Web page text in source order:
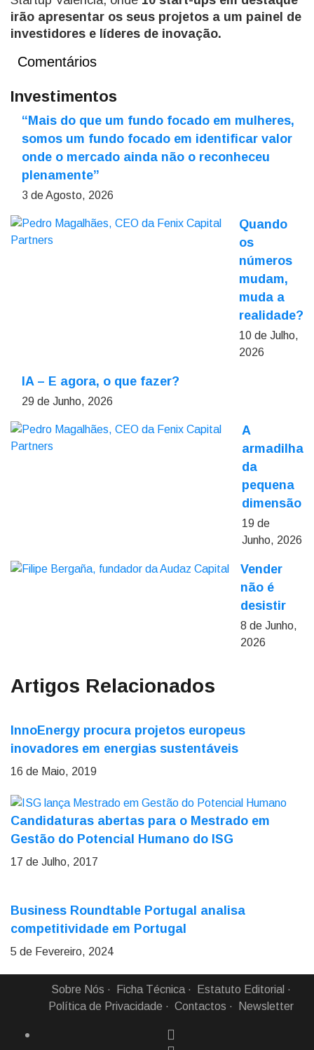
irão apresentar os seus projetos a um painel de
investidores e líderes de inovação.
Comentários
Investimentos
“Mais do que um fundo focado em mulheres,
somos um fundo focado em identificar valor
onde o mercado ainda não o reconheceu
plenamente”
3 de Agosto, 2026
Quando
os
números
mudam,
muda a
realidade?
10 de Julho,
2026
IA – E agora, o que fazer?
29 de Junho, 2026
A
armadilha
da
pequena
dimensão
19 de
Junho, 2026
Vender
não é
desistir
8 de Junho,
2026
Artigos Relacionados
InnoEnergy procura projetos europeus
inovadores em energias sustentáveis
16 de Maio, 2019
Candidaturas abertas para o Mestrado em
Gestão do Potencial Humano do ISG
17 de Julho, 2017
Business Roundtable Portugal analisa
competitividade em Portugal
5 de Fevereiro, 2024
Sobre Nós Ficha Técnica
Estatuto Editorial
Política de Privacidade
Contactos Newsletter